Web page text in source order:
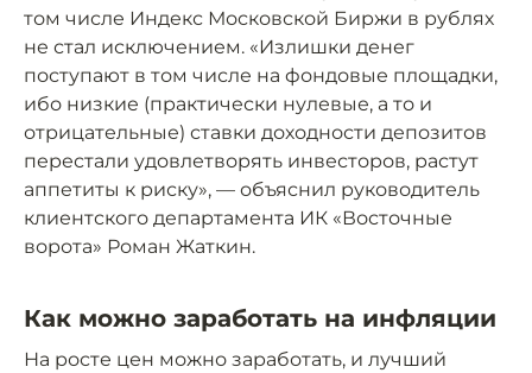
том числе Индекс Московской Биржи в рублях
не стал исключением. «Излишки денег
поступают в том числе на фондовые площадки,
ибо низкие (практически нулевые, а то и
отрицательные) ставки доходности депозитов
перестали удовлетворять инвесторов, растут
аппетиты к риску», — объяснил руководитель
клиентского департамента ИК «Восточные
ворота» Роман Жаткин.
Как можно заработать на инфляции
На росте цен можно заработать, и лучший